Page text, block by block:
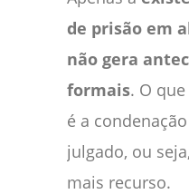
de prisão em
não gera
formais. O
é a
julgado, ou
mais recurso.